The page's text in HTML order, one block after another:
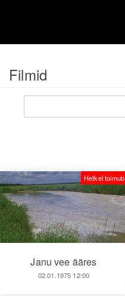
Filmid
Janu vee ääres
02.01.1975 12:00
Hetkel toimub